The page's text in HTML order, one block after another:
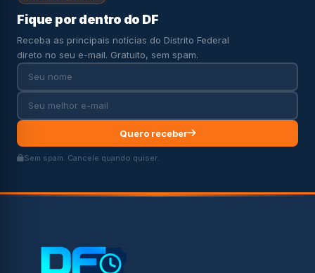
Fique por dentro do DF
Receba as principais notícias do Distrito Federal
direto no seu e-mail. Gratuito, sem spam.
Quero receber
Sem spam. Cancele quando quiser.